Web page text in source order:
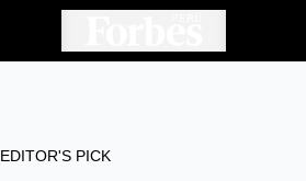
EDITOR'S PICK